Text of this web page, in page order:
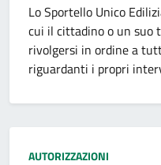
Lo Sportello Unico
cui il cittadino o un suo
rivolgersi in ordine a
riguardanti i propri
Categoria:
AUTORIZZAZIONI